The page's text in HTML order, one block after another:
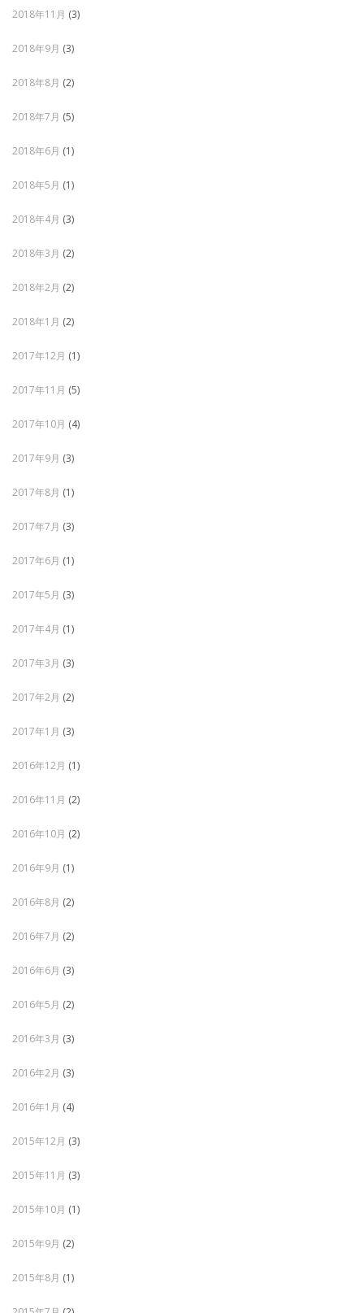
2018年11月 (3)
2018年9月 (3)
2018年8月 (2)
2018年7月 (5)
2018年6月 (1)
2018年5月 (1)
2018年4月 (3)
2018年3月 (2)
2018年2月 (2)
2018年1月 (2)
2017年12月 (1)
2017年11月 (5)
2017年10月 (4)
2017年9月 (3)
2017年8月 (1)
2017年7月 (3)
2017年6月 (1)
2017年5月 (3)
2017年4月 (1)
2017年3月 (3)
2017年2月 (2)
2017年1月 (3)
2016年12月 (1)
2016年11月 (2)
2016年10月 (2)
2016年9月 (1)
2016年8月 (2)
2016年7月 (2)
2016年6月 (3)
2016年5月 (2)
2016年3月 (3)
2016年2月 (3)
2016年1月 (4)
2015年12月 (3)
2015年11月 (3)
2015年10月 (1)
2015年9月 (2)
2015年8月 (1)